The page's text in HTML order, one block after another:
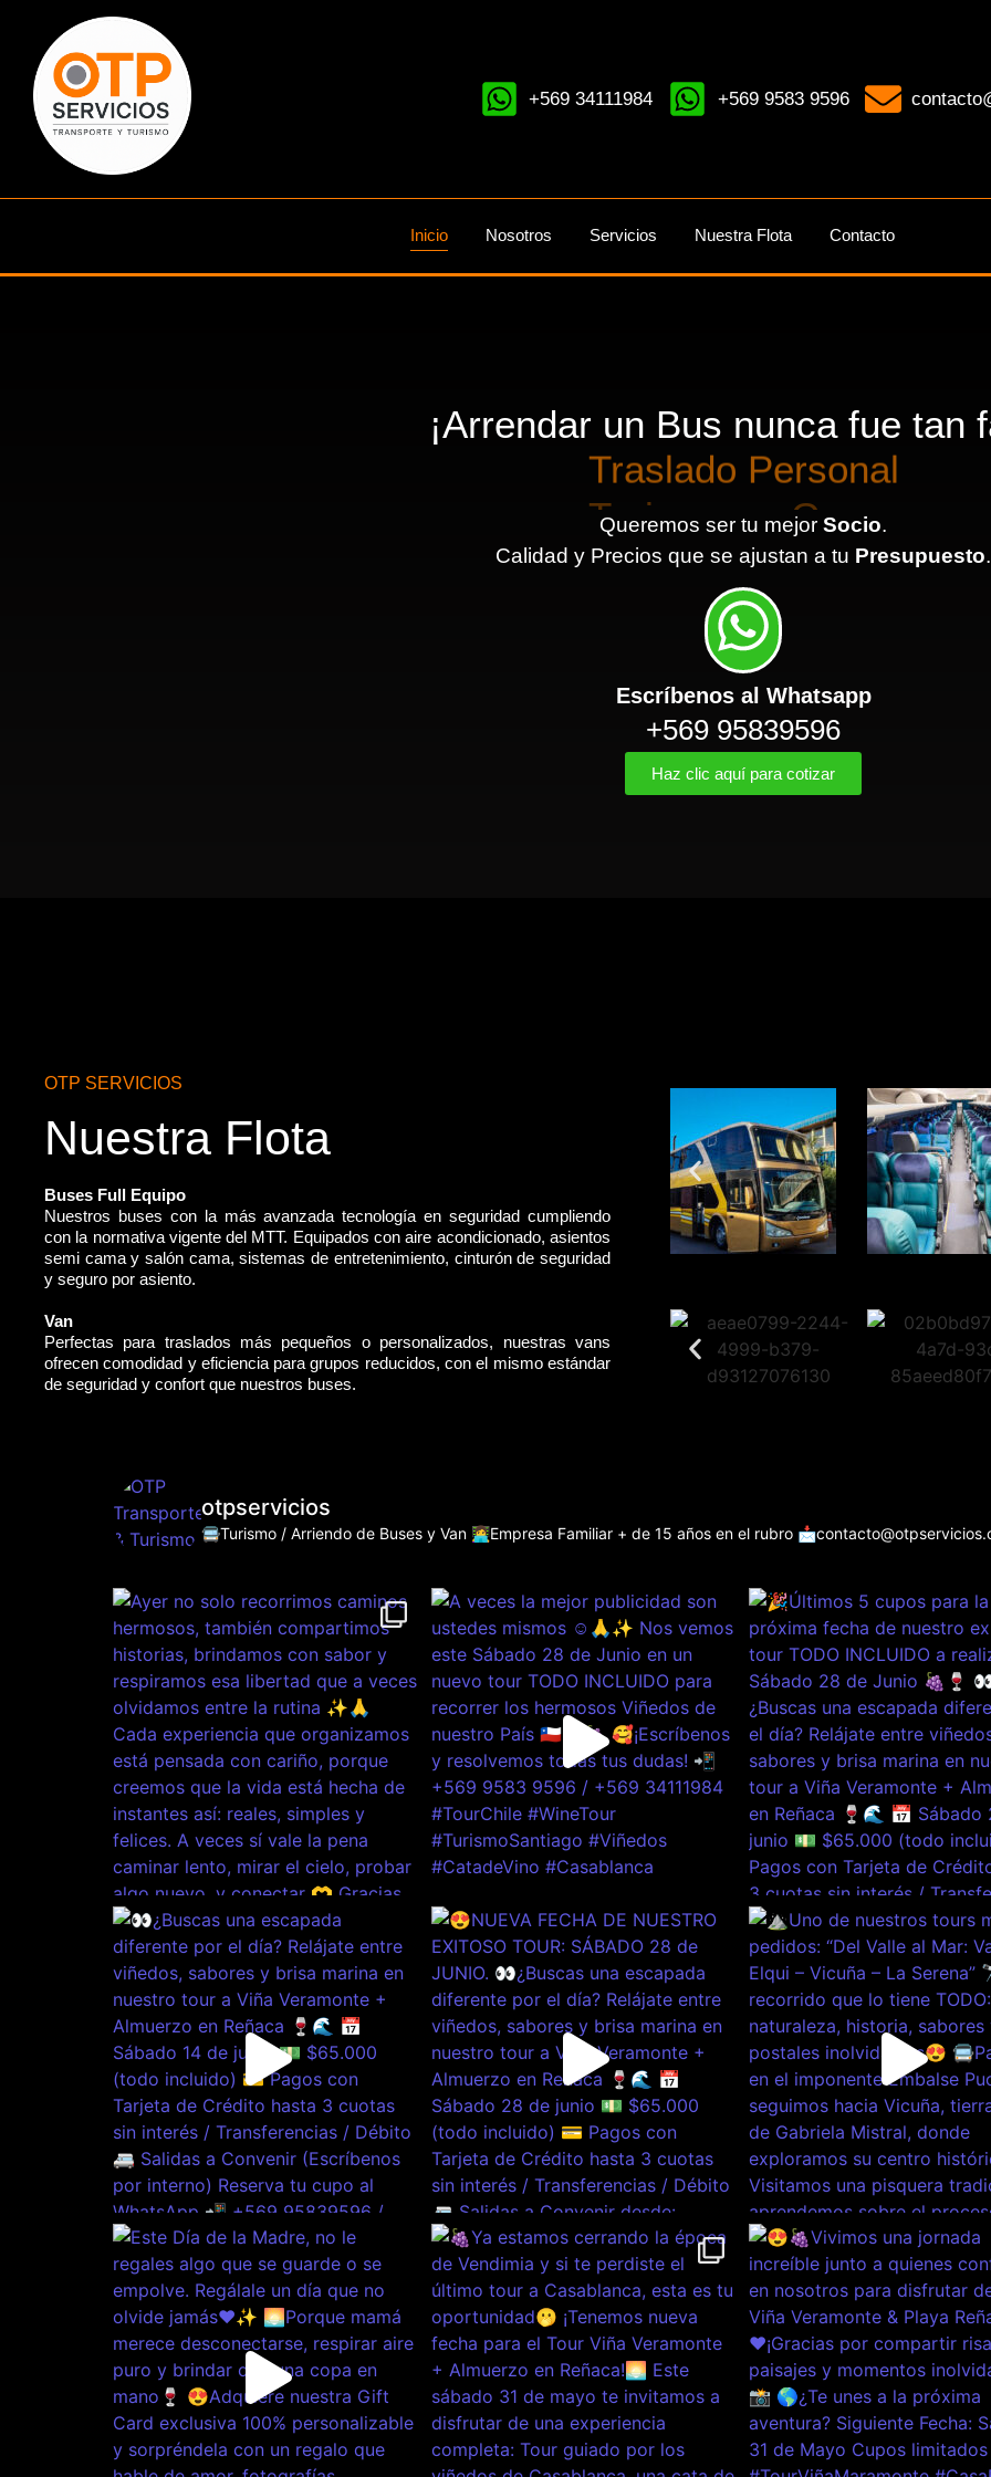
+569 34111984 +569 9583 9596
Inicio Nosotros Servicios Nuestra Flota Contacto
¡Arrendar un Bus nunca fue tan
Traslado Personal
Queremos ser tu mejor Socio.
Calidad y Precios que se ajustan a tu Presupuesto.
Escríbenos al Whatsapp
+569 95839596
Haz clic aquí para cotizar
OTP SERVICIOS
Nuestra Flota
Buses Full Equipo
Nuestros buses con la más avanzada tecnología en seguridad cumpliendo
con la normativa vigente del MTT. Equipados con aire acondicionado, asientos
semi cama y salón cama, sistemas de entretenimiento, cinturón de seguridad
y seguro por asiento.
Van
Perfectas para traslados más pequeños o personalizados, nuestras vans
ofrecen comodidad y eficiencia para grupos reducidos, con el mismo estándar
de seguridad y confort que nuestros buses.
otpservicios
🚍Turismo / Arriendo de Buses y Van 👩‍💻Empresa Familiar + de 15 años en el rubro